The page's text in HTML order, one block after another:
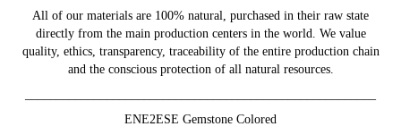
All of our materials are 100% natural, purchased in their raw state
directly from the main production centers in the world. We value
quality, ethics, transparency, traceability of the entire production chain
and the conscious protection of all natural resources.
ENE2ESE Gemstone Colored